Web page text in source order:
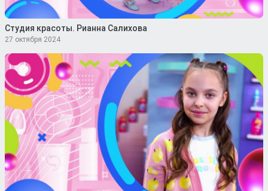
Студия красоты. Рианна Салихова
27 октября 2024